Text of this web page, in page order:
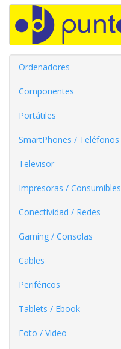
Ordenadores
Componentes
Portátiles
SmartPhones / Teléfonos
Televisor
Impresoras / Consumibles
Conectividad / Redes
Gaming / Consolas
Cables
Periféricos
Tablets / Ebook
Foto / Video